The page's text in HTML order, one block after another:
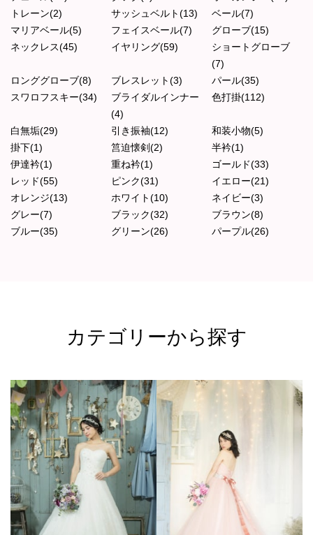
トレーン(2)
サッシュベルト(13)
ベール(7)
マリアベール(5)
フェイスベール(7)
グローブ(15)
ネックレス(45)
イヤリング(59)
ショートグローブ
(7)
ロンググローブ(8)
ブレスレット(3)
パール(35)
スワロフスキー(34)
ブライダルインナー
(4)
色打掛(112)
白無垢(29) 引き振袖(12)
和装小物(5)
掛下(1)
筥迫懐剣(2)
半衿(1)
伊達衿(1)
重ね衿(1)
ゴールド(33)
レッド(55)
ピンク(31)
イエロー(21)
オレンジ(13)
ホワイト(10)
ネイビー(3)
グレー(7)
ブラック(32)
ブラウン(8)
ブルー(35)
グリーン(26) パープル(26)
カテゴリーから探す